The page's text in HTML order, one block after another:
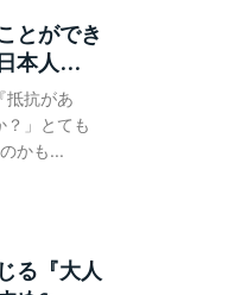
とができ
本人...
抵抗があ
？」とても
かも...
る『大人